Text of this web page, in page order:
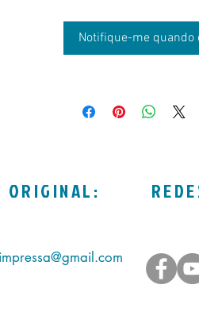
Notifique-me quando
ORIGINAL: